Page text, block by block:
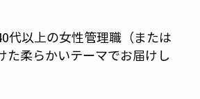
代以上の女性管理職（または
た柔らかいテーマでお届けし